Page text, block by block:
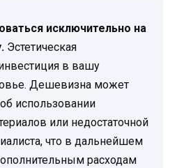
исключительно на
Эстетическая
в вашу
Дешевизна может
использовании
или недостаточной
что в дальнейшем
расходам